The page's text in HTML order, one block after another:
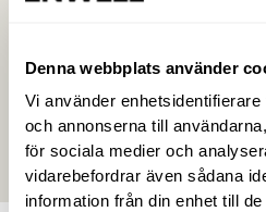
Denna webbplats använder
Vi använder
och annonserna till
för sociala medier och
vidarebefordrar även sådana
information från din enhet till
av våra installatörer –
pengar och miljö. Vi